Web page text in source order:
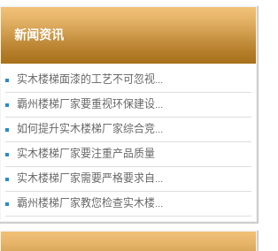
新闻资讯
实木楼梯面漆的工艺不可忽视...
霸州楼梯厂家要重视环保建设...
如何提升实木楼梯厂家综合竞...
实木楼梯厂家要注重产品质量
实木楼梯厂家需要严格要求自...
霸州楼梯厂家教您检查实木楼...